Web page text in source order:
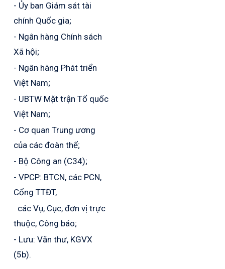
- Ủy ban Giám sát tài
chính Quốc gia;
- Ngân hàng Chính sách
Xã hội;
- Ngân hàng Phát triển
Việt Nam;
- UBTW Mặt trận Tổ quốc
Việt Nam;
- Cơ quan Trung ương
của các đoàn thể;
- Bộ Công an (C34);
- VPCP: BTCN, các PCN,
Cổng TTĐT,
các Vụ, Cục, đơn vị trực
thuộc, Công báo;
- Lưu: Văn thư, KGVX
(5b).